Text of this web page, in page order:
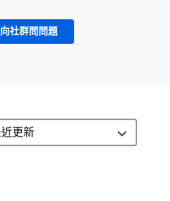
向社群問問題